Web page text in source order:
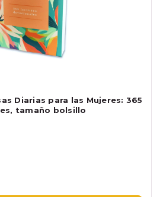
Diarias para las Mujeres: 365
tamaño bolsillo